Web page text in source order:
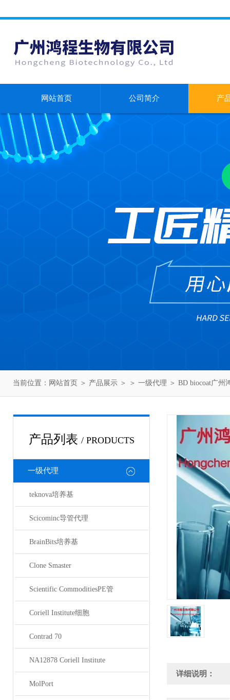
网站首页 公司简介 产
当前位置： 网站首页 ＞ 产品展示 ＞ ＞ 一级代理 ＞ BD biocoat广州
产品列表 / PRODUCTS
一级代理
teknova培养基
Scicominc导管代理
BrainBits培养基
Clone Smaster
Scientific CommoditiesPE管
Coriell Institute细胞
Contrad 70
NA12878 Coriell Institute
MolPort
详细说明：